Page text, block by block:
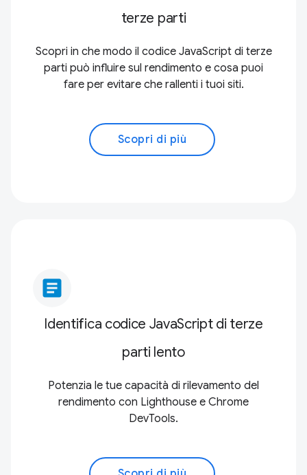
terze parti
Scopri in che modo il codice JavaScript di terze
parti può influire sul rendimento e cosa puoi
fare per evitare che rallenti i tuoi siti.
Scopri di più
article
Identifica codice JavaScript di terze
parti lento
Potenzia le tue capacità di rilevamento del
rendimento con Lighthouse e Chrome
DevTools.